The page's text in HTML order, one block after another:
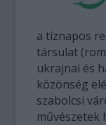
a tíznapos
társulat
ukrajnai és
közönség
szabolcsi
művészetek